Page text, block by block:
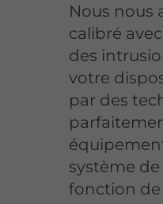
Nous nous
calibré
des
votre
par des
système
fonction de